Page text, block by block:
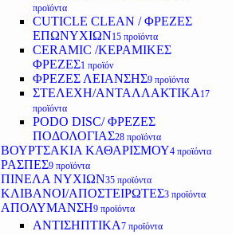
προϊόντα
CUTICLE CLEAN / ΦΡΕΖΕΣ
ΕΠΩΝΥΧΙΩΝ15 προϊόντα
CERAMIC /ΚΕΡΑΜΙΚΕΣ
ΦΡΕΖΕΣ1 προϊόν
ΦΡΕΖΕΣ ΛΕΙΑΝΣΗΣ9 προϊόντα
ΣΤΕΛΕΧΗ/ΑΝΤΑΛΛΑΚΤΙΚΑ 17
προϊόντα
PODO DISC/ ΦΡΕΖΕΣ
ΠΟΔΟΛΟΓΙΑΣ28 προϊόντα
ΒΟΥΡΤΣΑΚΙΑ ΚΑΘΑΡΙΣΜΟΥ4 προϊόντα
ΡΑΣΠΕΣ9 προϊόντα
ΠΙΝΕΛΑ ΝΥΧΙΩΝ35 προϊόντα
ΚΛΙΒΑΝΟΙ/ΑΠΟΣΤΕΙΡΩΤΕΣ3 προϊόντα
ΑΠΟΛΥΜΑΝΣΗ9 προϊόντα
ΑΝΤΙΣΗΠΤΙΚΑ7 προϊόντα